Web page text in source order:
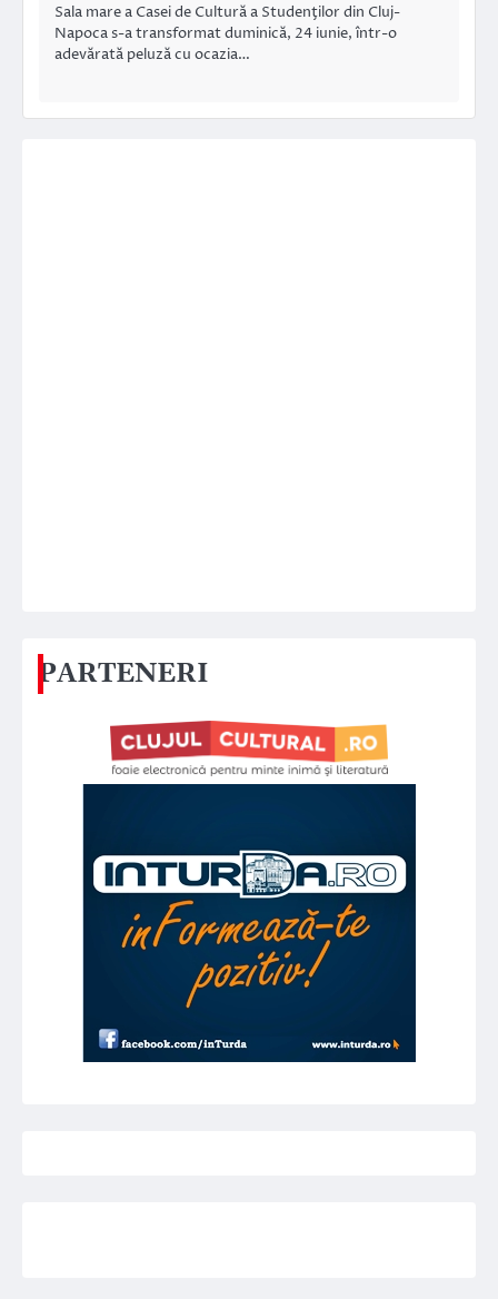
Sala mare a Casei de Cultură a Studenţilor din Cluj-
Napoca s-a transformat duminică, 24 iunie, într-o
adevărată peluză cu ocazia…
PARTENERI